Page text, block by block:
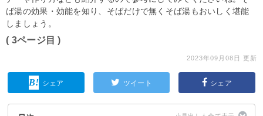
ば湯の効果・効能を知り、そばだけで無くそば湯もおいしく堪能
しましょう。
( 3ページ目 )
2023年09月08日 更新
シェア ツイート シェア